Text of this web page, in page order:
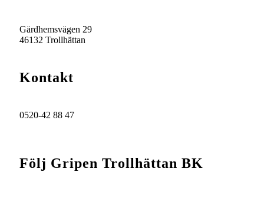
Gärdhemsvägen 29
46132 Trollhättan
Kontakt
0520-42 88 47
Följ Gripen Trollhättan BK